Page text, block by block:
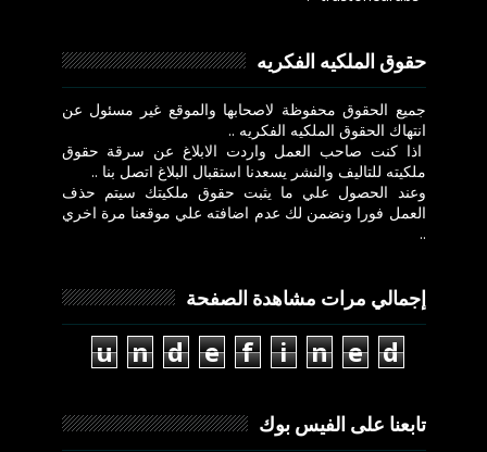
حقوق الملكيه الفكريه
جميع الحقوق محفوظة لاصحابها والموقع غير مسئول عن
انتهاك الحقوق الملكيه الفكريه ..
اذا كنت صاحب العمل واردت الابلاغ عن سرقة حقوق
ملكيته للتاليف والنشر يسعدنا استقبال البلاغ اتصل بنا ..
وعند الحصول علي ما يثبت حقوق ملكيتك سيتم حذف
العمل فورا ونضمن لك عدم اضافته علي موقعنا مرة اخري
..
إجمالي مرات مشاهدة الصفحة
u n d e f i n e d
تابعنا على الفيس بوك